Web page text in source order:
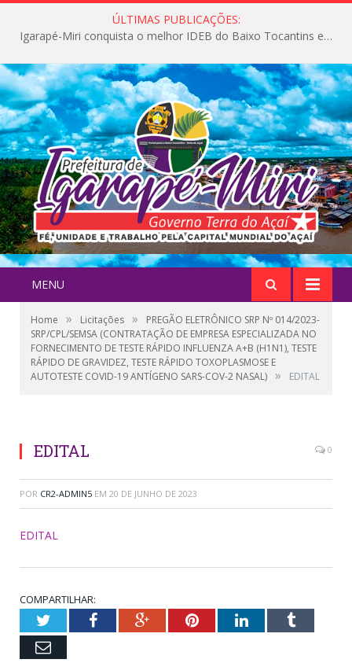
ÚLTIMAS PUBLICAÇÕES:
Igarapé-Miri conquista o melhor IDEB do Baixo Tocantins e avança na qualidade da educação pública
MENU
Home » Licitações »
PREGÃO ELETRÔNICO SRP Nº 014/2023-
SRP/CPL/SEMSA (CONTRATAÇÃO DE EMPRESA ESPECIALIZADA NO
FORNECIMENTO DE TESTE RÁPIDO INFLUENZA A+B (H1N1), TESTE
RÁPIDO DE GRAVIDEZ, TESTE RÁPIDO TOXOPLASMOSE E
AUTOTESTE COVID-19 ANTÍGENO SARS-COV-2 NASAL) » EDITAL
EDITAL 0
POR CR2-ADMIN5 EM 20 DE JUNHO DE 2023
EDITAL
COMPARTILHAR:
TwitterFacebookGoogle+PinterestLinkedInTumblr
Email